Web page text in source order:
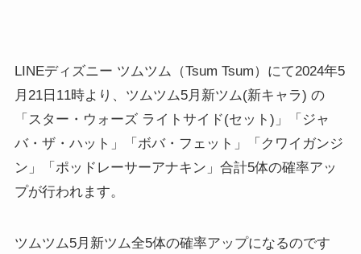
LINEディズニー ツムツム（Tsum Tsum）にて2024年5
月21日11時より、ツムツム5月新ツム(新キャラ) の
「スター・ウォーズ ライトサイド(セット)」「ジャ
バ・ザ・ハット」「ボバ・フェット」「クワイガンジ
ン」「ポッドレーサーアナキン」合計5体の確率アッ
プが行われます。
ツムツム5月新ツム全5体の確率アップになるのです